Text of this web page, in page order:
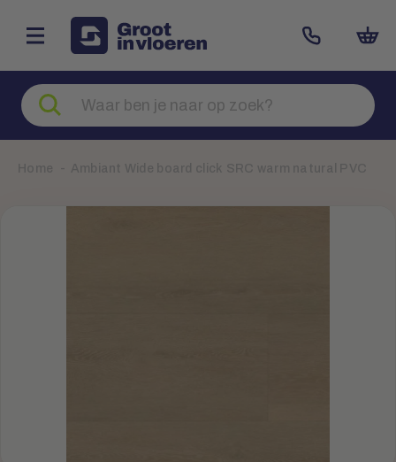
Zoeken
naar
producten
Home Ambiant Wide board click SRC warm natural PVC